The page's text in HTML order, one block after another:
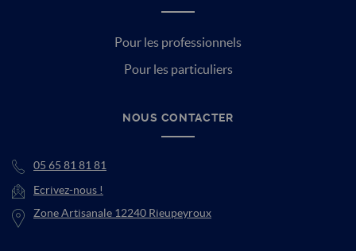
Pour les professionnels
Pour les particuliers
NOUS CONTACTER
05 65 81 81 81
Ecrivez-nous !
Zone Artisanale 12240 Rieupeyroux